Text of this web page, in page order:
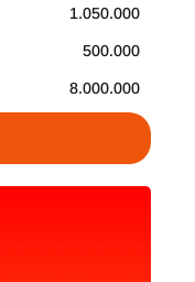
1.050.000
500.000
8.000.000